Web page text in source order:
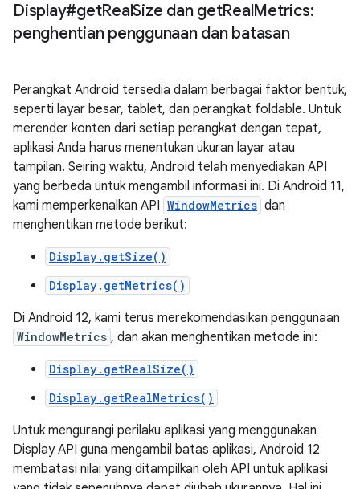
Display#getRealSize dan getRealMetrics:
penghentian penggunaan dan batasan
Perangkat Android tersedia dalam berbagai faktor bentuk,
seperti layar besar, tablet, dan perangkat foldable. Untuk
merender konten dari setiap perangkat dengan tepat,
aplikasi Anda harus menentukan ukuran layar atau
tampilan. Seiring waktu, Android telah menyediakan API
yang berbeda untuk mengambil informasi ini. Di Android 11,
kami memperkenalkan API WindowMetrics dan
menghentikan metode berikut:
Display.getSize()
Display.getMetrics()
Di Android 12, kami terus merekomendasikan penggunaan
WindowMetrics , dan akan menghentikan metode ini:
Display.getRealSize()
Display.getRealMetrics()
Untuk mengurangi perilaku aplikasi yang menggunakan
Display API guna mengambil batas aplikasi, Android 12
membatasi nilai yang ditampilkan oleh API untuk aplikasi